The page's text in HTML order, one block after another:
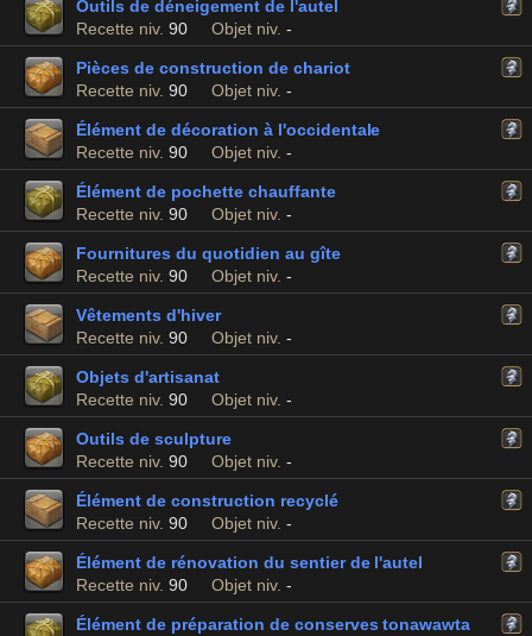
Outils de déneigement de l'autel
Recette niv. 90 Objet niv. -
Pièces de construction de chariot
Recette niv. 90 Objet niv. -
Élément de décoration à l'occidentale
Recette niv. 90 Objet niv. -
Élément de pochette chauffante
Recette niv. 90 Objet niv. -
Fournitures du quotidien au gîte
Recette niv. 90 Objet niv. -
Vêtements d'hiver
Recette niv. 90 Objet niv. -
Objets d'artisanat
Recette niv. 90 Objet niv. -
Outils de sculpture
Recette niv. 90 Objet niv. -
Élément de construction recyclé
Recette niv. 90 Objet niv. -
Élément de rénovation du sentier de l'autel
Recette niv. 90 Objet niv. -
Élément de préparation de conserves tonawawta